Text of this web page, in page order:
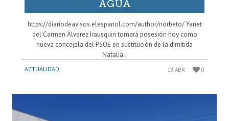
AGUA
https://diariodeavisos.elespanol.com/author/norbeto/ Yanet
del Carmen Álvarez Irausquin tomará posesión hoy como
nueva concejala del PSOE en sustitución de la dimitida
Natalia..
ACTUALIDAD 18 ABR 0